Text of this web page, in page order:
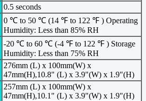
0.5 seconds
0 ℃ to 50 ℃ (14 ℉ to 122 ℉ ) Operating
Humidity: Less than 85% RH
-20 ℃ to 60 ℃ (-4 ℉ to 122 ℉ ) Storage
Humidity: Less than 75% RH
276mm (L) x 100mm(W) x
47mm(H),10.8" (L) x 3.9"(W) x 1.9"(H)
257mm (L) x 100mm(W) x
47mm(H),10.1" (L) x 3.9"(W) x 1.9"(H)